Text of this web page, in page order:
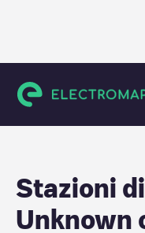
Wageningen
Stazioni
Unknown